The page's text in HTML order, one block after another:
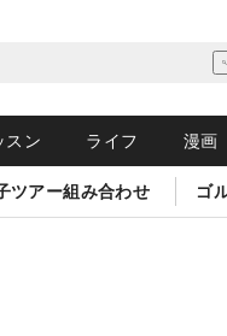
スン ライフ 漫画
ツアー組み合わせ ゴ